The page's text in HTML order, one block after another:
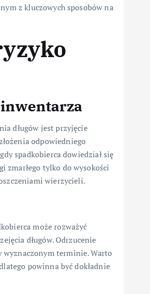
z kluczowych sposobów na
długów jest przyjęcie
odpowiedniego
spadkobierca dowiedział się
zmarłego tylko do wysokości
wierzycieli.
może rozważyć
długów. Odrzucenie
wyznaczonym terminie. Warto
powinna być dokładnie